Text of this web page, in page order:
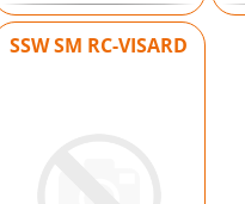
SSW SM RC-VISARD